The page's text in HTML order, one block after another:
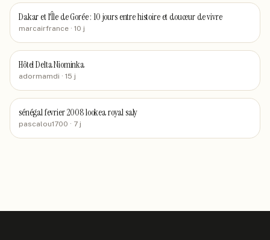
Dakar et l'Île de Gorée : 10 jours entre histoire et douceur de vivre
marcairfrance · 10 j
Hôtel Delta Niominka
adormamdi · 15 j
sénégal fevrier 2008 lookea royal saly
pascalou1700 · 7 j